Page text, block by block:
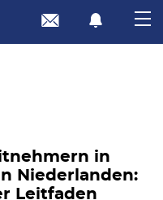
in
Niederlanden:
Leitfaden